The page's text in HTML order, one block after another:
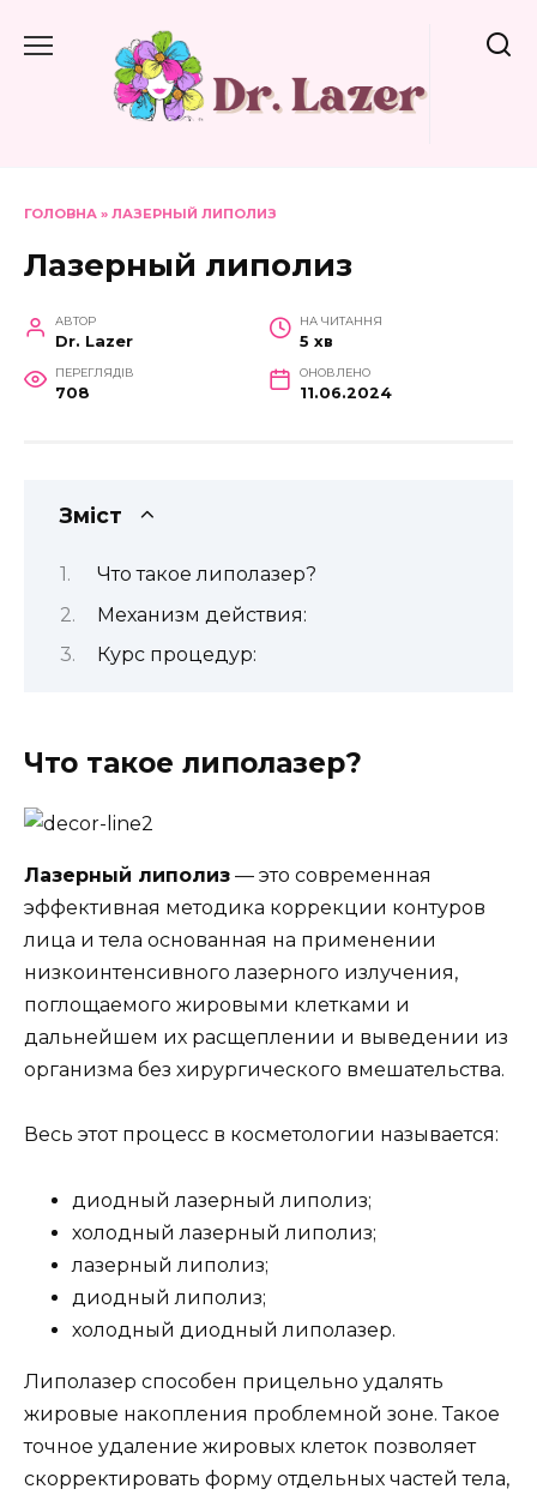
до
ГОЛОВНА » ЛАЗЕРНЫЙ ЛИПОЛИЗ
Лазерный липолиз
АВТОР
Dr. Lazer
НА ЧИТАННЯ
5 хв
ПЕРЕГЛЯДІВ
708
ОНОВЛЕНО
11.06.2024
Зміст
Что такое липолазер?
Механизм действия:
Курс процедур:
Что такое липолазер?
Лазерный липолиз — это современная
эффективная методика коррекции контуров
лица и тела основанная на применении
низкоинтенсивного лазерного излучения,
поглощаемого жировыми клетками и
дальнейшем их расщеплении и выведении из
организма без хирургического вмешательства.
Весь этот процесс в косметологии называется:
диодный лазерный липолиз;
холодный лазерный липолиз;
лазерный липолиз;
диодный липолиз;
холодный диодный липолазер.
Липолазер способен прицельно удалять
жировые накопления проблемной зоне. Такое
точное удаление жировых клеток позволяет
скорректировать форму отдельных частей тела,